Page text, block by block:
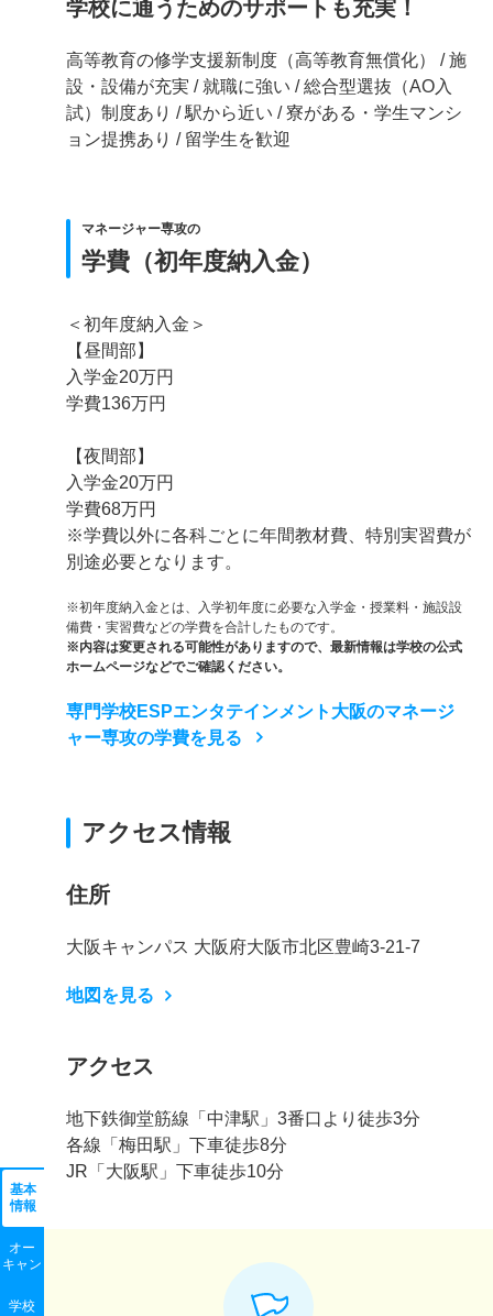
基本
情報
オー
キャン
学校
学校に通うためのサポートも充実！
高等教育の修学支援新制度（高等教育無償化） / 施
設・設備が充実 / 就職に強い / 総合型選抜（AO入
試）制度あり / 駅から近い / 寮がある・学生マンシ
ョン提携あり / 留学生を歓迎
マネージャー専攻の
学費（初年度納入金）
＜初年度納入金＞
【昼間部】
入学金20万円
学費136万円
【夜間部】
入学金20万円
学費68万円
※学費以外に各科ごとに年間教材費、特別実習費が
別途必要となります。
※初年度納入金とは、入学初年度に必要な入学金・授業料・施設設
備費・実習費などの学費を合計したものです。
※内容は変更される可能性がありますので、最新情報は学校の公式
ホームページなどでご確認ください。
専門学校ESPエンタテインメント大阪のマネージ
ャー専攻の学費を見る
アクセス情報
住所
大阪キャンパス 大阪府大阪市北区豊崎3-21-7
地図を見る
アクセス
地下鉄御堂筋線「中津駅」3番口より徒歩3分
各線「梅田駅」下車徒歩8分
JR「大阪駅」下車徒歩10分